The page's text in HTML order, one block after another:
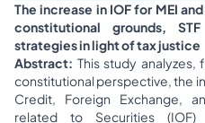
The increase in IOF for MEI
constitutional grounds,
strategies in light of tax justice
Abstract: This study
constitutional perspective, the
Credit, Foreign Exchange,
related to Securities